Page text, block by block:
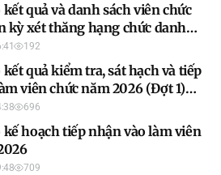
quả và danh sách viên chức
kỳ xét thăng hạng chức danh
viên chức của Văn phòng đăng
2026
192
quả kiểm tra, sát hạch và tiếp
viên chức năm 2026 (Đợt 1)
Đăng ký đất đai
696
hoạch tiếp nhận vào làm viên
709